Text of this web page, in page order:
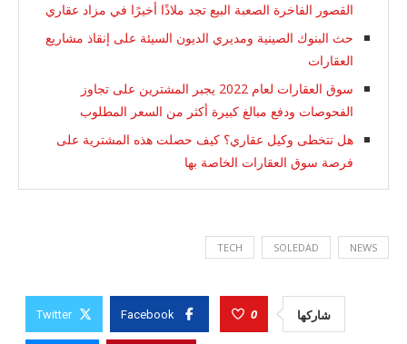
القصور الفاخرة الصعبة البيع تجد ملاذًا أخيرًا في مزاد عقاري
حث البنوك الصينية ومديري الديون السيئة على إنقاذ مشاريع
العقارات
سوق العقارات لعام 2022 يجبر المشترين على تجاوز
الفحوصات ودفع مبالغ كبيرة أكثر من السعر المطلوب
هل تتخطى وكيل عقاري؟ كيف حصلت هذه المشترية على
فرصة سوق العقارات الخاصة بها
NEWS
SOLEDAD
TECH
شاركها 0
Facebook
Twitter